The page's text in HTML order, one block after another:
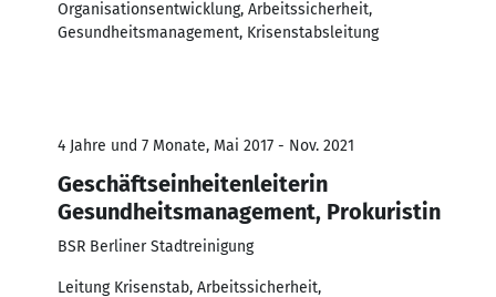
Organisationsentwicklung, Arbeitssicherheit,
Gesundheitsmanagement, Krisenstabsleitung
4 Jahre und 7 Monate, Mai 2017 - Nov. 2021
Geschäftseinheitenleiterin
Gesundheitsmanagement, Prokuristin
BSR Berliner Stadtreinigung
Leitung Krisenstab, Arbeitssicherheit,